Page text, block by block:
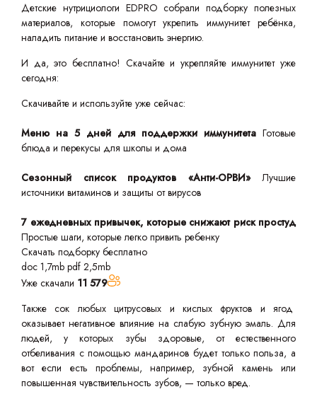
Детские нутрициологи EDPRO собрали подборку полезных
материалов, которые помогут укрепить иммунитет ребёнка,
наладить питание и восстановить энергию.
И да, это бесплатно! Скачайте и укрепляйте иммунитет уже
сегодня:
Скачивайте и используйте уже сейчас:
Меню на 5 дней для поддержки иммунитета Готовые
блюда и перекусы для школы и дома
Сезонный список продуктов «Анти-ОРВИ»
Лучшие
источники витаминов и защиты от вирусов
7 ежедневных привычек, которые снижают риск простуд
Простые шаги, которые легко привить ребенку
Скачать подборку бесплатно
doc 1,7mb pdf 2,5mb
Уже скачали 11 579
Также сок любых цитрусовых и кислых фруктов и ягод
оказывает негативное влияние на слабую зубную эмаль. Для
людей, у которых зубы здоровые, от естественного
отбеливания с помощью мандаринов будет только польза, а
вот если есть проблемы, например, зубной камень или
повышенная чувствительность зубов, — только вред.